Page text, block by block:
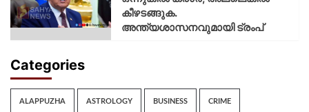
കീഴടങ്ങുക.
അന്ത്യശാസനവുമായി ട്രംപ്
Categories
ALAPPUZHA ASTROLOGY BUSINESS CRIME